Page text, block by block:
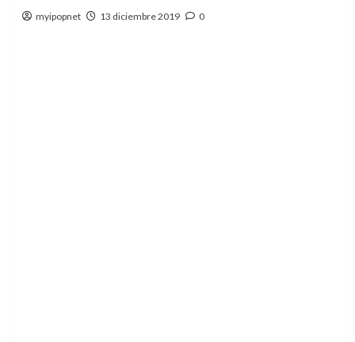
myipopnet 13 diciembre 2019 0